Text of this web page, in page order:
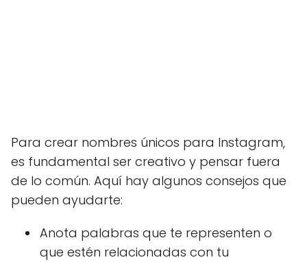
Para crear nombres únicos para Instagram,
es fundamental ser creativo y pensar fuera
de lo común. Aquí hay algunos consejos que
pueden ayudarte:
Anota palabras que te representen o
que estén relacionadas con tu